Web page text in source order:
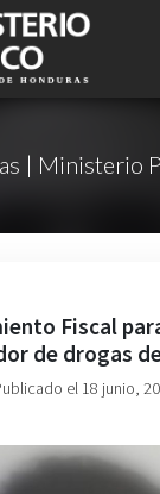
| Ministerio
Fiscal
de drogas
el 18 junio,